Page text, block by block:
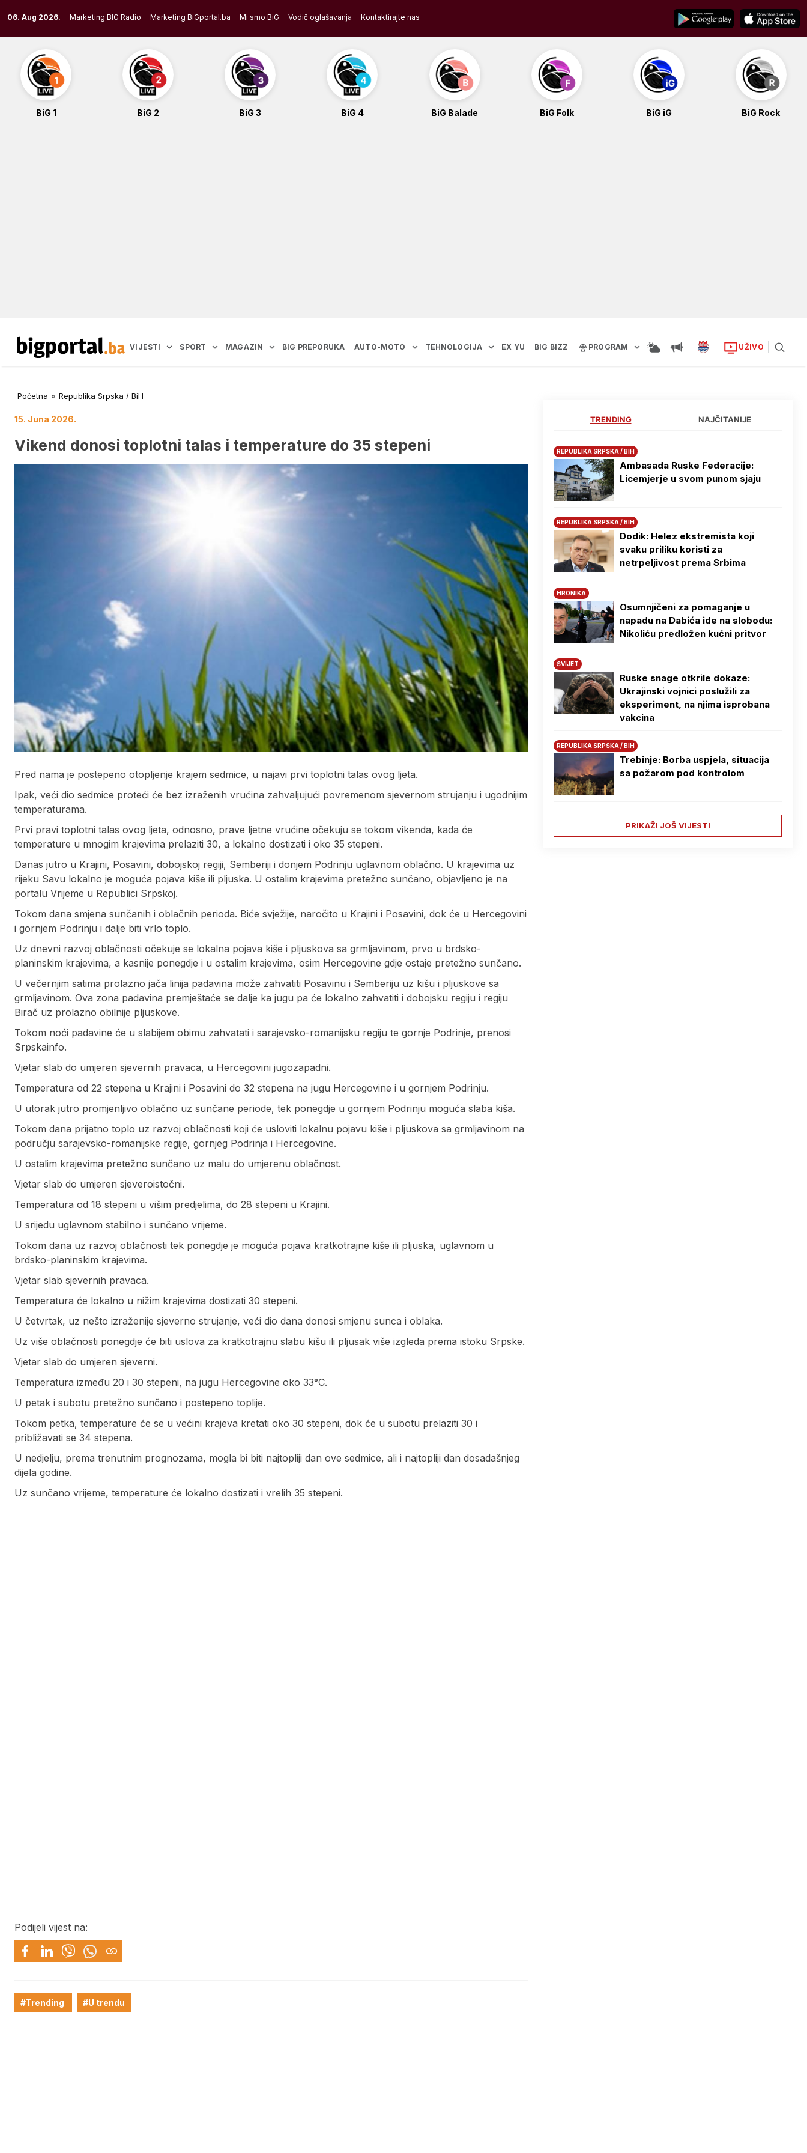
to
content
06. Aug 2026. Marketing BIG Radio Marketing BiGportal.ba Mi smo BiG Vodič oglašavanja Kontaktirajte nas
BiG 1 BiG 2 BiG 3 BiG 4 BiG Balade BiG Folk BiG iG BiG Rock
VIJESTI SPORT MAGAZIN BIG PREPORUKA AUTO-MOTO TEHNOLOGIJA EX YU BIG BIZZ PROGRAM UŽIVO
Početna » Republika Srpska / BiH
15. Juna 2026.
Vikend donosi toplotni talas i temperature do 35 stepeni
Pred nama je postepeno otopljenje krajem sedmice, u najavi prvi toplotni talas ovog ljeta.
Ipak, veći dio sedmice proteći će bez izraženih vrućina zahvaljujući povremenom sjevernom strujanju i ugodnijim
temperaturama.
Prvi pravi toplotni talas ovog ljeta, odnosno, prave ljetne vrućine očekuju se tokom vikenda, kada će
temperature u mnogim krajevima prelaziti 30, a lokalno dostizati i oko 35 stepeni.
Danas jutro u Krajini, Posavini, dobojskoj regiji, Semberiji i donjem Podrinju uglavnom oblačno. U krajevima uz
rijeku Savu lokalno je moguća pojava kiše ili pljuska. U ostalim krajevima pretežno sunčano, objavljeno je na
portalu Vrijeme u Republici Srpskoj.
Tokom dana smjena sunčanih i oblačnih perioda. Biće svježije, naročito u Krajini i Posavini, dok će u Hercegovini
i gornjem Podrinju i dalje biti vrlo toplo.
Uz dnevni razvoj oblačnosti očekuje se lokalna pojava kiše i pljuskova sa grmljavinom, prvo u brdsko-
planinskim krajevima, a kasnije ponegdje i u ostalim krajevima, osim Hercegovine gdje ostaje pretežno sunčano.
U večernjim satima prolazno jača linija padavina može zahvatiti Posavinu i Semberiju uz kišu i pljuskove sa
grmljavinom. Ova zona padavina premještaće se dalje ka jugu pa će lokalno zahvatiti i dobojsku regiju i regiju
Birač uz prolazno obilnije pljuskove.
Tokom noći padavine će u slabijem obimu zahvatati i sarajevsko-romanijsku regiju te gornje Podrinje, prenosi
Srpskainfo.
Vjetar slab do umjeren sjevernih pravaca, u Hercegovini jugozapadni.
Temperatura od 22 stepena u Krajini i Posavini do 32 stepena na jugu Hercegovine i u gornjem Podrinju.
U utorak jutro promjenljivo oblačno uz sunčane periode, tek ponegdje u gornjem Podrinju moguća slaba kiša.
Tokom dana prijatno toplo uz razvoj oblačnosti koji će usloviti lokalnu pojavu kiše i pljuskova sa grmljavinom na
području sarajevsko-romanijske regije, gornjeg Podrinja i Hercegovine.
U ostalim krajevima pretežno sunčano uz malu do umjerenu oblačnost.
Vjetar slab do umjeren sjeveroistočni.
Temperatura od 18 stepeni u višim predjelima, do 28 stepeni u Krajini.
U srijedu uglavnom stabilno i sunčano vrijeme.
Tokom dana uz razvoj oblačnosti tek ponegdje je moguća pojava kratkotrajne kiše ili pljuska, uglavnom u
brdsko-planinskim krajevima.
Vjetar slab sjevernih pravaca.
Temperatura će lokalno u nižim krajevima dostizati 30 stepeni.
U četvrtak, uz nešto izraženije sjeverno strujanje, veći dio dana donosi smjenu sunca i oblaka.
Uz više oblačnosti ponegdje će biti uslova za kratkotrajnu slabu kišu ili pljusak više izgleda prema istoku Srpske.
Vjetar slab do umjeren sjeverni.
Temperatura između 20 i 30 stepeni, na jugu Hercegovine oko 33°C.
U petak i subotu pretežno sunčano i postepeno toplije.
Tokom petka, temperature će se u većini krajeva kretati oko 30 stepeni, dok će u subotu prelaziti 30 i
približavati se 34 stepena.
U nedjelju, prema trenutnim prognozama, mogla bi biti najtopliji dan ove sedmice, ali i najtopliji dan dosadašnjeg
dijela godine.
Uz sunčano vrijeme, temperature će lokalno dostizati i vrelih 35 stepeni.
Podijeli vijest na:
#Trending #U trendu
TRENDING NAJČITANIJE
REPUBLIKA SRPSKA / BIH
Ambasada Ruske Federacije:
Licemjerje u svom punom sjaju
REPUBLIKA SRPSKA / BIH
Dodik: Helez ekstremista koji
svaku priliku koristi za
netrpeljivost prema Srbima
HRONIKA
Osumnjičeni za pomaganje u
napadu na Dabića ide na slobodu:
Nikoliću predložen kućni pritvor
SVIJET
Ruske snage otkrile dokaze:
Ukrajinski vojnici poslužili za
eksperiment, na njima isprobana
vakcina
REPUBLIKA SRPSKA / BIH
Trebinje: Borba uspjela, situacija
sa požarom pod kontrolom
PRIKAŽI JOŠ VIJESTI